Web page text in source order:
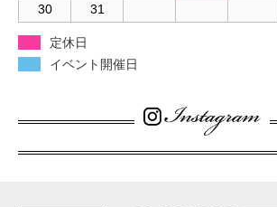
30
31
定休日
イベント開催日